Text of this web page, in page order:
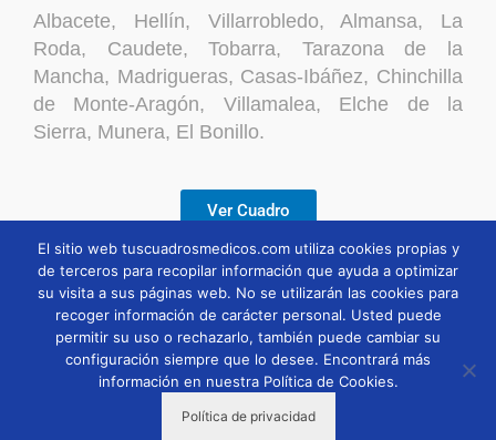
Albacete, Hellín, Villarrobledo, Almansa, La
Roda, Caudete, Tobarra, Tarazona de la
Mancha, Madrigueras, Casas-Ibáñez, Chinchilla
de Monte-Aragón, Villamalea, Elche de la
Sierra, Munera, El Bonillo.
Ver Cuadro
Descargar
El sitio web tuscuadrosmedicos.com utiliza cookies propias y
de terceros para recopilar información que ayuda a optimizar
su visita a sus páginas web. No se utilizarán las cookies para
recoger información de carácter personal. Usted puede
permitir su uso o rechazarlo, también puede cambiar su
configuración siempre que lo desee. Encontrará más
información en nuestra Política de Cookies.
Política de privacidad